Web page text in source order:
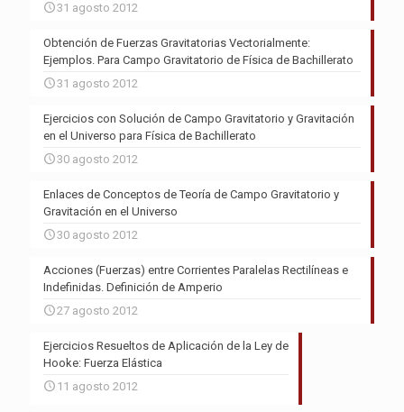
31 agosto 2012
Obtención de Fuerzas Gravitatorias Vectorialmente:
Ejemplos. Para Campo Gravitatorio de Física de Bachillerato
31 agosto 2012
Ejercicios con Solución de Campo Gravitatorio y Gravitación
en el Universo para Física de Bachillerato
30 agosto 2012
Enlaces de Conceptos de Teoría de Campo Gravitatorio y
Gravitación en el Universo
30 agosto 2012
Acciones (Fuerzas) entre Corrientes Paralelas Rectilíneas e
Indefinidas. Definición de Amperio
27 agosto 2012
Ejercicios Resueltos de Aplicación de la Ley de
Hooke: Fuerza Elástica
11 agosto 2012